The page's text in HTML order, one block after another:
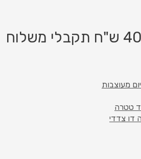
בקנייה מעל 400 ש"ח תקבלי משלוח
מעוצבות
טטרה
דו צדדי